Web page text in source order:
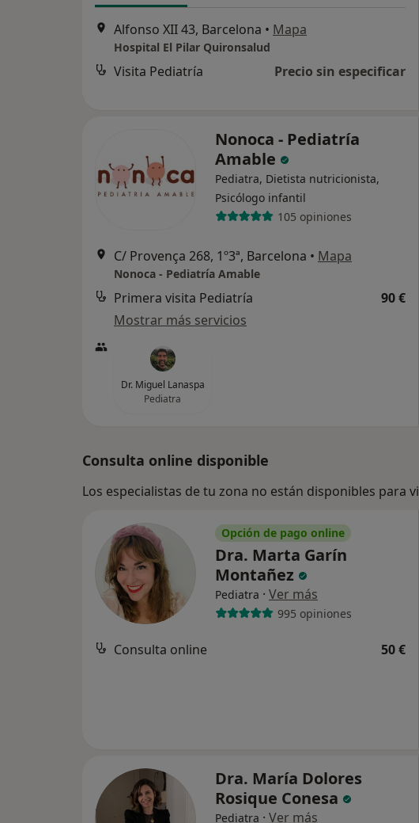
Alfonso XII 43, Barcelona • Mapa
Hospital El Pilar Quironsalud
Visita Pediatría Precio sin especificar
Nonoca - Pediatría
Amable
Pediatra, Dietista nutricionista,
Psicólogo infantil
105 opiniones
C/ Provença 268, 1º3ª, Barcelona • Mapa
Nonoca - Pediatría Amable
Primera visita Pediatría
90 €
Mostrar más servicios
Dr. Miguel Lanaspa
Pediatra
Consulta online disponible
Los especialistas de tu zona no están disponibles para
Opción de pago online
Dra. Marta Garín
Montañez
Pediatra · Ver más
995 opiniones
Consulta online 50 €
Dra. María Dolores
Rosique Conesa
Pediatra · Ver más